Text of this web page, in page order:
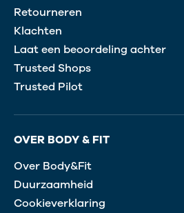
Retourneren
Klachten
Laat een beoordeling achter
Trusted Shops
Trusted Pilot
OVER BODY & FIT
Over Body&Fit
Duurzaamheid
Cookieverklaring